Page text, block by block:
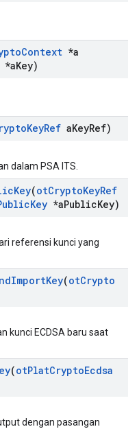
Context *a
*aKey)
KeyRef aKeyRef)
dalam PSA ITS.
Key(otCryptoKeyRef
Key *aPublicKey)
referensi kunci yang
ImportKey(otCrypto
kunci ECDSA baru saat
(otPlatCryptoEcdsa
dengan pasangan